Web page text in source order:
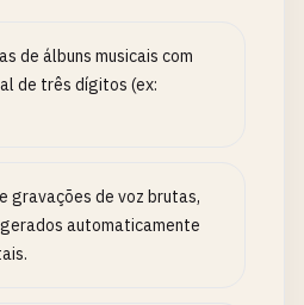
de álbuns musicais com
de três dígitos (ex:
gravações de voz brutas,
automaticamente